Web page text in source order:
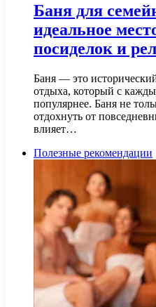
Баня для
идеальное
посиделок и
Баня — это
отдыха, который с
популярнее. Баня не
отдохнуть от
влияет…
Полезные рекомендации